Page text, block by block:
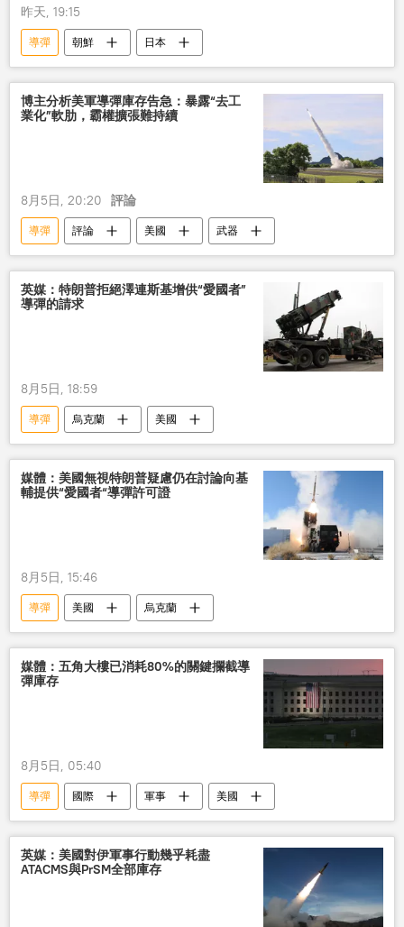
昨天, 19:15
導彈 朝鮮 日本
博主分析美軍導彈庫存告急：暴露“去工
業化”軟肋，霸權擴張難持續
8月5日, 20:20 評論
導彈 評論 美國 武器
英媒：特朗普拒絕澤連斯基增供“愛國者”
導彈的請求
8月5日, 18:59
導彈 烏克蘭 美國
媒體：美國無視特朗普疑慮仍在討論向基
輔提供“愛國者“導彈許可證
8月5日, 15:46
導彈 美國 烏克蘭
媒體：五角大樓已消耗80%的關鍵攔截導
彈庫存
8月5日, 05:40
導彈 國際 軍事 美國
英媒：美國對伊軍事行動幾乎耗盡
ATACMS與PrSM全部庫存